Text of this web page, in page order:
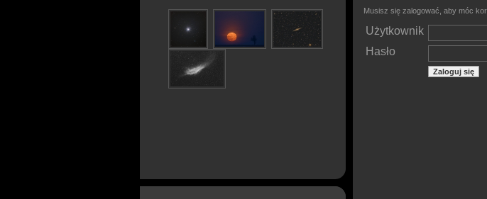
Musisz się zalogować, aby móc
Użytkownik
Hasło